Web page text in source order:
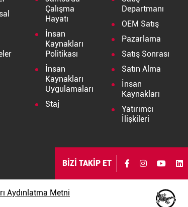
Çalışma
Hayatı
İnsan
Kaynakları
Politikası
İnsan
Kaynakları
Uygulamaları
Staj
Departmanı
OEM Satış
Pazarlama
Satış Sonrası
Satın Alma
İnsan
Kaynakları
Yatırımcı
İlişkileri
BİZİ TAKİP ET
Aydınlatma Metni